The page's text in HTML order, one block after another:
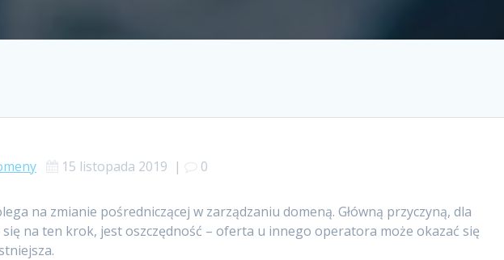
15 listopada 2019 | 0
na zmianie pośredniczącej w zarządzaniu domeną. Główną przyczyną, dla
na ten krok, jest oszczędność – oferta u innego operatora może okazać się